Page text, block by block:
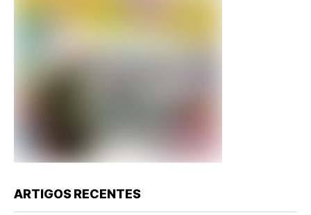
ARTIGOS RECENTES